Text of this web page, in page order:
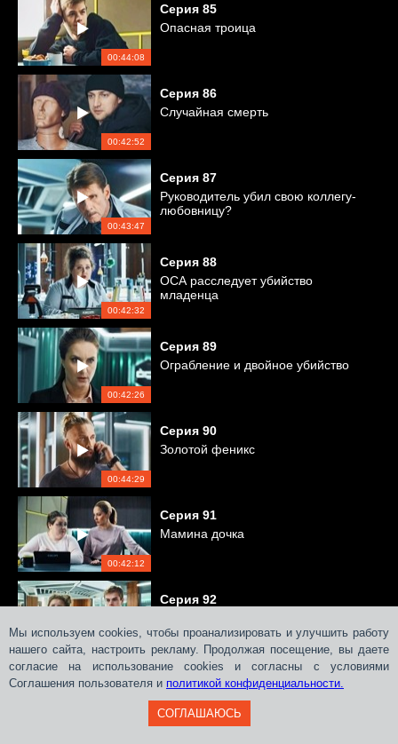
Мы используем cookies, чтобы проанализировать и улучшить работу
нашего сайта, настроить рекламу. Продолжая посещение, вы даете
согласие на использование cookies и согласны с условиями
Соглашения пользователя и политикой конфиденциальности.
СОГЛАШАЮСЬ
00:44:08
Серия 85
Опасная троица
00:42:52
Серия 86
Случайная смерть
00:43:47
Серия 87
Руководитель убил свою коллегу-
любовницу?
00:42:32
Серия 88
ОСА расследует убийство
младенца
00:42:26
Серия 89
Ограбление и двойное убийство
00:44:29
Серия 90
Золотой феникс
00:42:12
Серия 91
Мамина дочка
00:43:11
Серия 92
Серия93
Безвременная смерть